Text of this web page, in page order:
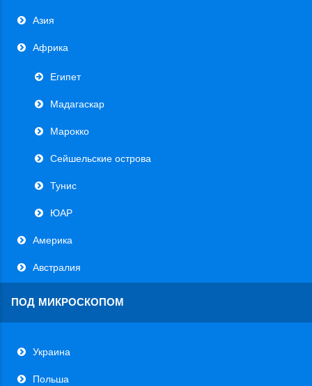
Азия
Африка
Египет
Мадагаскар
Марокко
Сейшельские острова
Тунис
ЮАР
Америка
Австралия
ПОД МИКРОСКОПОМ
Украина
Польша